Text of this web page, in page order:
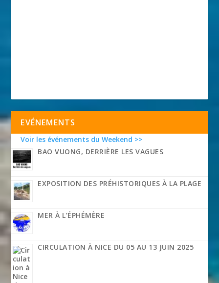
EVÉNEMENTS
Voir les événements du Weekend >>
BAO VUONG, DERRIÈRE LES VAGUES
EXPOSITION DES PRÉHISTORIQUES À LA PLAGE
MER À L’ÉPHÉMÈRE
CIRCULATION À NICE DU 05 AU 13 JUIN 2025